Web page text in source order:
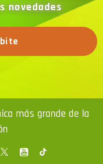
novedades
más grande de la